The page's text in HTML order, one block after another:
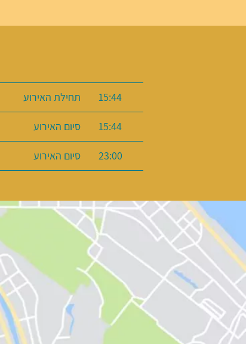
15:44 תחילת האירוע
15:44 סיום האירוע
23:00 סיום האירוע